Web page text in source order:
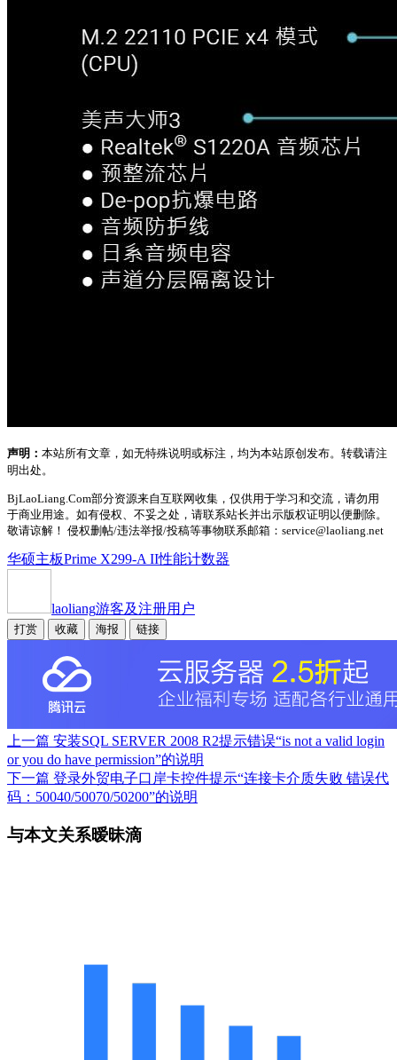
声明： 本站所有文章，如无特殊说明或标注，均为本站原创发布。转载请注
明出处。
BjLaoLiang.Com部分资源来自互联网收集，仅供用于学习和交流，请勿用
于商业用途。如有侵权、不妥之处，请联系站长并出示版权证明以便删除。
敬请谅解！ 侵权删帖/违法举报/投稿等事物联系邮箱：service@laoliang.net
华硕主板Prime X299-A II性能计数器
laoliang游客及注册用户
打赏 收藏 海报 链接
上一篇 安装SQL SERVER 2008 R2提示错误“is not a valid login
or you do have permission”的说明
下一篇 登录外贸电子口岸卡控件提示“连接卡介质失败 错误代
码：50040/50070/50200”的说明
与本文关系暧昧滴